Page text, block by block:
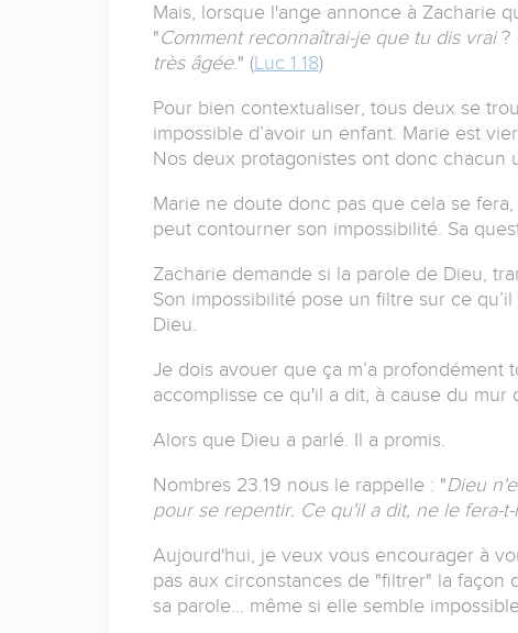
Mais, lorsque l'ange annonce à Zacharie
"Comment reconnaîtrai-je que tu dis vrai?
très âgée." (Luc 1.18)
Pour bien contextualiser, tous deux se
impossible d’avoir un enfant. Marie est
Nos deux protagonistes ont donc chacun
Marie ne doute donc pas que cela se fera,
peut contourner son impossibilité. Sa
Zacharie demande si la parole de Dieu,
Son impossibilité pose un filtre sur ce
Dieu.
Je dois avouer que ça m’a profondément
accomplisse ce qu'il a dit, à cause du mur
Alors que Dieu a parlé. Il a promis.
Nombres 23.19 nous le rappelle : "Dieu
pour se repentir. Ce qu'il a dit, ne le fera-
Aujourd'hui, je veux vous encourager à
pas aux circonstances de "filtrer" la façon
sa parole… même si elle semble